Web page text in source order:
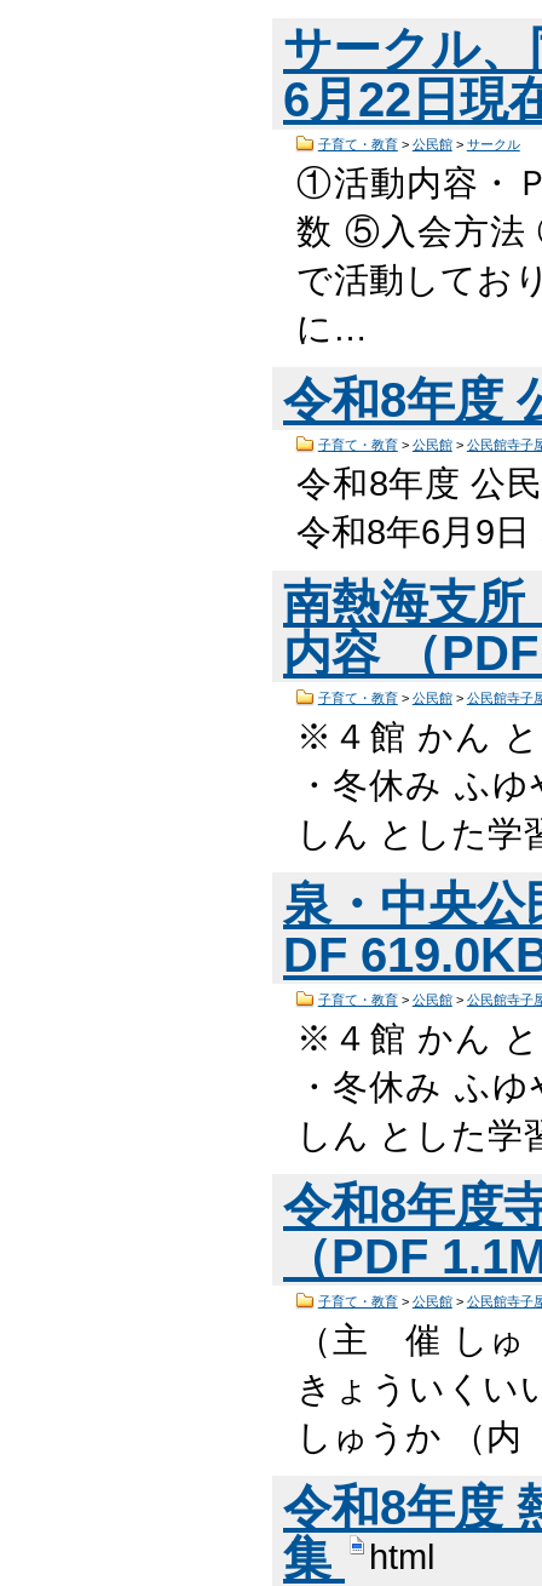
サークル
6月22日現
子育て・教育> 公民館> サークル
①活動内容・
数 ⑤入会方法
で活動してお
に…
令和8年度
子育て・教育> 公民館> 公民館寺子
令和8年度 公
令和8年6月9
南熱海支
内容 （
子育て・教育> 公民館> 公民館寺子
※４館 かん
・冬休み ふ
しん とした
泉・中央
DF
子育て・教育> 公民館> 公民館寺子
※４館 かん
・冬休み ふ
しん とした
令和8年度
（PDF
子育て・教育> 公民館> 公民館寺子
（主 催 し
きょういく
しゅうか （
令和8年度
集
html